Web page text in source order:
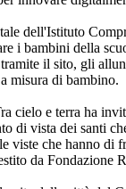
dell'Istituto
i bambini della
il sito, gli
misura di bambino.
cielo e terra ha
di vista dei santi
viste che hanno di
da